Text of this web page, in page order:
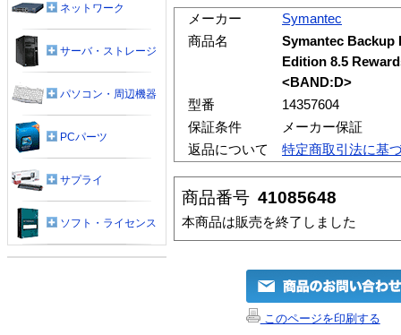
メーカー
Symantec
商品名
Symantec Backup
Edition 8.5
<BAND:D>
型番
14357604
保証条件
メーカー保証
返品について
特定商取引法に基
商品番号 41085648
本商品は販売を終了しました
このページを印刷する
ネットワーク
サーバ・ストレージ
パソコン・周辺機器
PCパーツ
サプライ
ソフト・ライセンス